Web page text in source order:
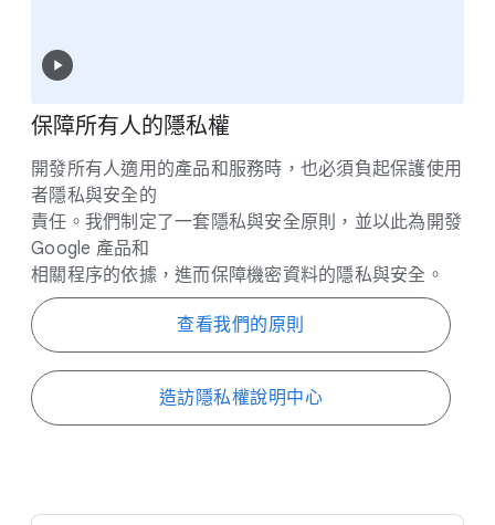
保障​所有​人​的​隱私權
開發​所有​人​適用​的​產品​和​服務​時，​也​必須​負起​保護​使用​
者​隱私​與​安全​的
責任。​我們​制定​了​一​套​隱私​與​安全​原則，​並​以​此​為​開發
Google 產品​和
相關​程序​的​依據，​進而​保障​機密​資料​的​隱私​與​安全。
查​看​我們​的​原則
造​訪​隱私權​說明​中心